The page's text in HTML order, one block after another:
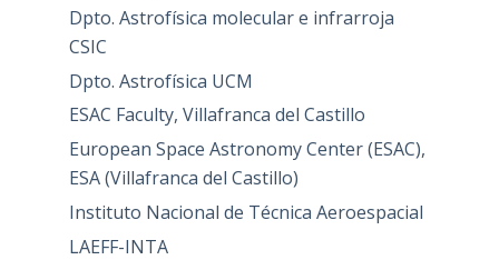
Dpto. Astrofísica molecular e infrarroja
CSIC
Dpto. Astrofísica UCM
ESAC Faculty, Villafranca del Castillo
European Space Astronomy Center (ESAC),
ESA (Villafranca del Castillo)
Instituto Nacional de Técnica Aeroespacial
LAEFF-INTA